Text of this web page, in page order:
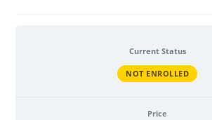
Current Status
NOT ENROLLED
Price